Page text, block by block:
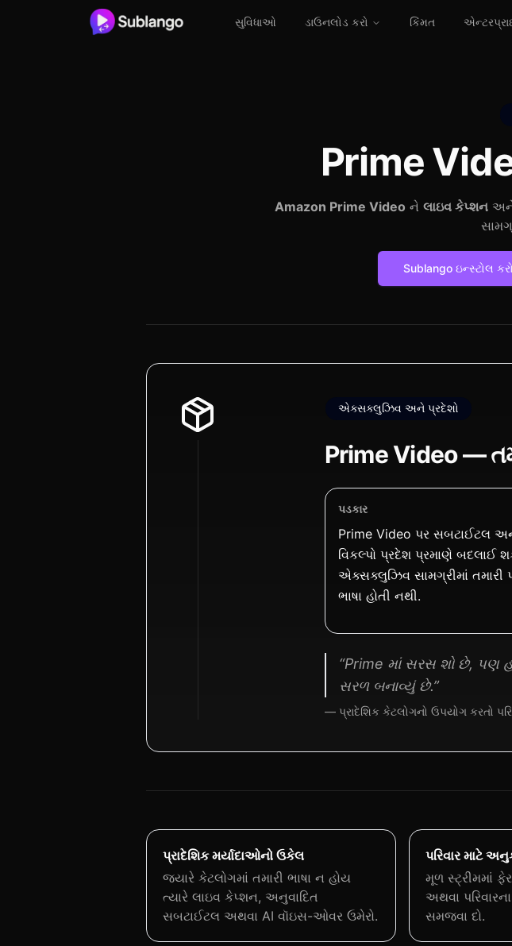
સુવિધાઓ ડાઉનલોડ કરો કિંમત
Prime
Amazon Prime Video ને લાઇવ કેપ્શન
Sublango ઇન્સ્ટોલ કરો
એક્સક્લુઝિવ અને પ્રદેશો
Prime Video —
પડકાર
Prime Video પર સબટાઈટલ
વિકલ્પો પ્રદેશ પ્રમાણે બદલાઈ
એક્સક્લુઝિવ સામગ્રીમાં તમારી
ભાષા હોતી નથી.
“Prime માં સરસ શો છે, પણ
સરળ બનાવ્યું છે.”
— પ્રાદેશિક કેટલોગનો ઉપયોગ કરતો
પ્રાદેશિક મર્યાદાઓનો ઉકેલ
જ્યારે કેટલોગમાં તમારી ભાષા ન હોય
ત્યારે લાઇવ કેપ્શન, અનુવાદિત
સબટાઈટલ અથવા AI વૉઇસ-ઓવર ઉમેરો.
પરિવાર માટે
મૂળ સ્ટ્રીમમાં
અથવા
સમજવા દો.